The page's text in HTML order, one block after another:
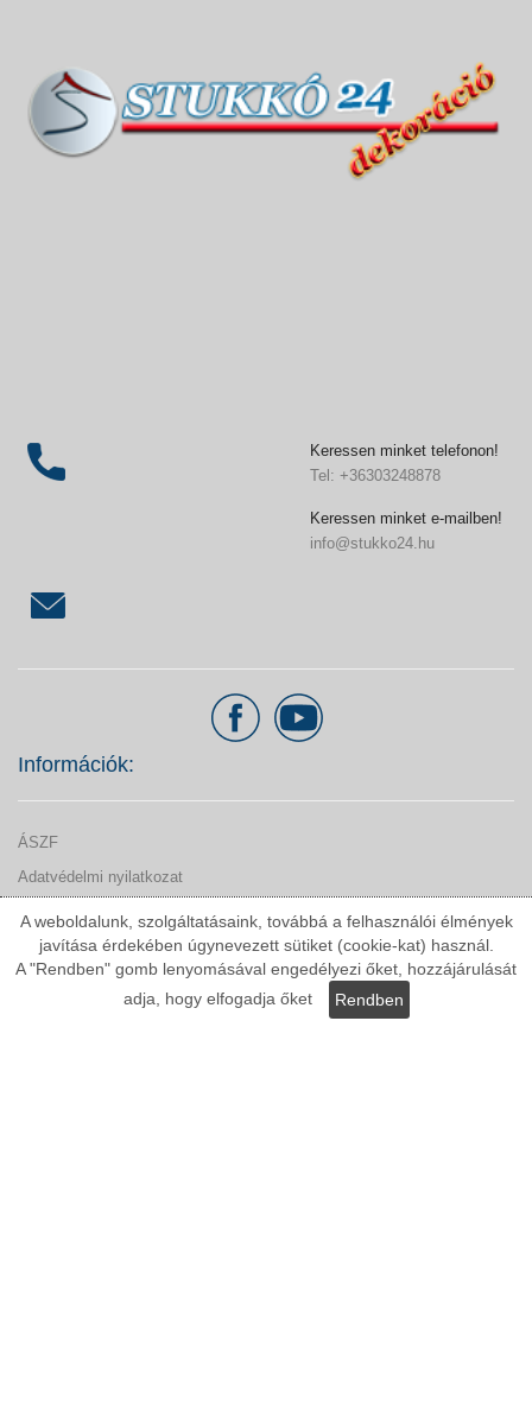
Keressen minket telefonon!
Tel: +36303248878
Keressen minket e-mailben!
info@stukko24.hu
Információk:
ÁSZF
Adatvédelmi nyilatkozat
Szállítási költségek
Elállási nyilatkozat
A weboldalunk, szolgáltatásaink, továbbá a felhasználói élmények
javítása érdekében úgynevezett sütiket (cookie-kat) használ.
A "Rendben" gomb lenyomásával engedélyezi őket, hozzájárulását
adja, hogy elfogadja őket
Rendben